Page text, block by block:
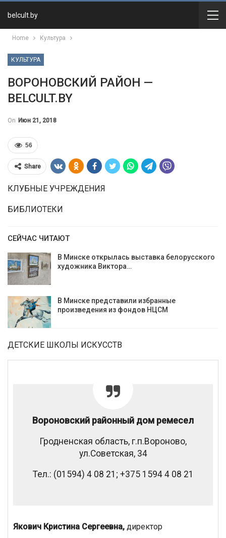
belcult.by
Home Культура
КУЛЬТУРА
ВОРОНОВСКИЙ РАЙОН —
BELCULT.BY
On Июн 21, 2018
56
Share
КЛУБНЫЕ УЧРЕЖДЕНИЯ
БИБЛИОТЕКИ
СЕЙЧАС ЧИТАЮТ
В Минске открылась выставка белорусского
художника Виктора…
В Минске представили избранные
произведения из фондов НЦСМ
ДЕТСКИЕ ШКОЛЫ ИСКУССТВ
Вороновский районный дом ремесел
Гродненская область, г.п.Вороново,
ул.Советская, 34
Тел.: (01594) 4 08 21; +375 1594 4 08 21
Якович Кристина Сергеевна, директор